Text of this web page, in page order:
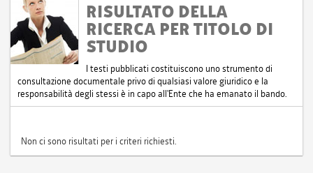
RISULTATO DELLA
RICERCA PER TITOLO DI
STUDIO
I testi pubblicati costituiscono uno strumento di
consultazione documentale privo di qualsiasi valore giuridico e la
responsabilità degli stessi è in capo all'Ente che ha emanato il bando.
Non ci sono risultati per i criteri richiesti.